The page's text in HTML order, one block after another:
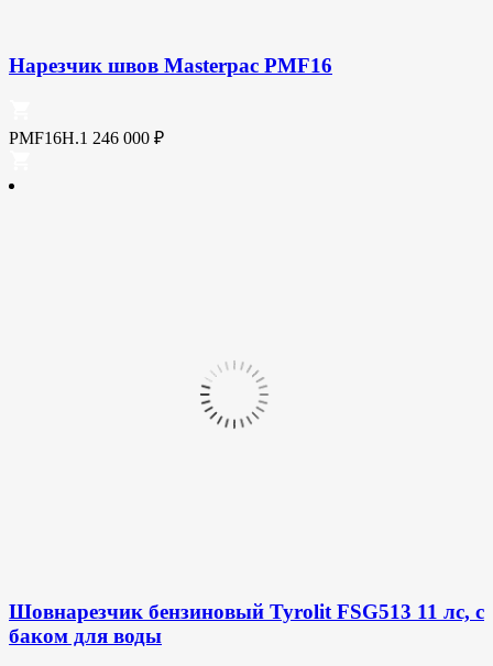
Нарезчик швов Masterpac PMF16
PMF16H.1 246 000 ₽
Шовнарезчик бензиновый Tyrolit FSG513 11 лс, с
баком для воды